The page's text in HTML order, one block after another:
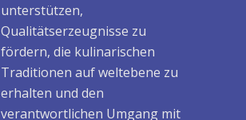
unterstützen,
Qualitätserzeugnisse zu
fördern, die kulinarischen
Traditionen auf weltebene zu
erhalten und den
verantwortlichen Umgang mit